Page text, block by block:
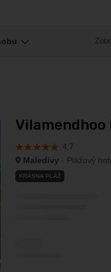
Vilamendhoo
4,7
Maledivy - Plážový
KRÁSNA PLÁŽ